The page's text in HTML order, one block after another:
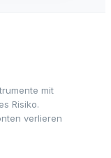
mit
Risiko.
verlieren